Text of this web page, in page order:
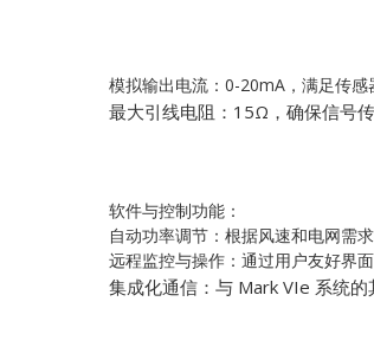
模拟输出电流：0-20mA，满足传感
最大引线电阻：15Ω，确保信号传
软件与控制功能：
自动功率调节：根据风速和电网需
远程监控与操作：通过用户友好界
集成化通信：与 Mark VIe 系统的